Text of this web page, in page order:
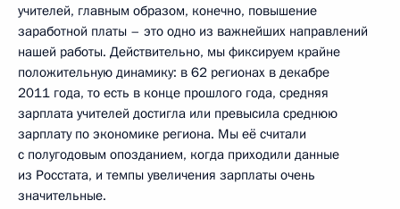
учителей, главным образом, конечно, повышение
заработной платы – это одно из важнейших направлений
нашей работы. Действительно, мы фиксируем крайне
положительную динамику: в 62 регионах в декабре
2011 года, то есть в конце прошлого года, средняя
зарплата учителей достигла или превысила среднюю
зарплату по экономике региона. Мы её считали
с полугодовым опозданием, когда приходили данные
из Росстата, и темпы увеличения зарплаты очень
значительные.